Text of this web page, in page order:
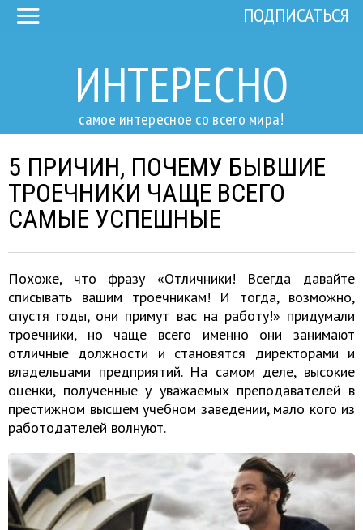
ИНТЕРЕСНО
самое интересное со всего мира!
ПОДПИСАТЬСЯ
5 ПРИЧИН, ПОЧЕМУ БЫВШИЕ
ТРОЕЧНИКИ ЧАЩЕ ВСЕГО
САМЫЕ УСПЕШНЫЕ
Похоже, что фразу «Отличники! Всегда давайте
списывать вашим троечникам! И тогда, возможно,
спустя годы, они примут вас на работу!» придумали
троечники, но чаще всего именно они занимают
отличные должности и становятся директорами и
владельцами предприятий. На самом деле, высокие
оценки, полученные у уважаемых преподавателей в
престижном высшем учебном заведении, мало кого из
работодателей волнуют.